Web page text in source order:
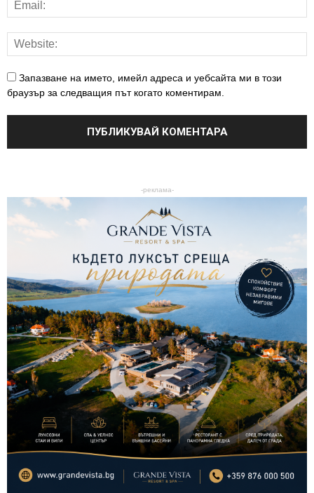
Запазване на името, имейл адреса и уебсайта ми в този
браузър за следващия път когато коментирам.
-реклама-